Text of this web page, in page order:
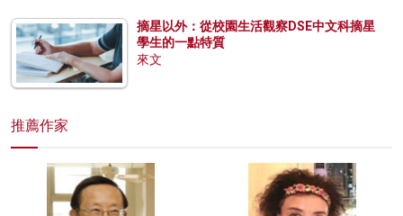
摘星以外：從校園生活觀察DSE中文科摘星
學生的一點特質
來文
推薦作家